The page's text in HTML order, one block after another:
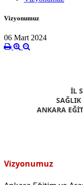
Vizyonumuz
06 Mart 2024
İL
ANKARA
Vizyonumuz